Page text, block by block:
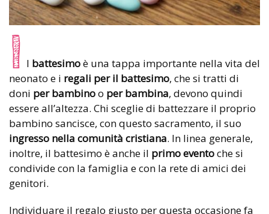
I l battesimoè una tappa importante nella vita del
neonato e i regali per il battesimo, che si tratti di
doni per bambinoo per bambina, devono quindi
essere all’altezza. Chi sceglie di battezzare il proprio
bambino sancisce, con questo sacramento, il suo
ingresso nella comunità cristiana. In linea generale,
inoltre, il battesimo è anche il primo eventoche si
condivide con la famiglia e con la rete di amici dei
genitori.
Individuare il regalo giusto per questa occasione fa